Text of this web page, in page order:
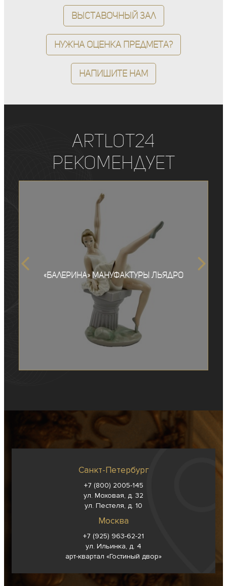
Выставочный зал
Нужна оценка предмета?
Напишите нам
ArtLot24
рекомендует
«Балерина» мануфактуры Льядро
Санкт-Петербург
+7 (800) 2005-145
ул. Моховая, д. 32
ул. Пестеля, д. 10
Москва
+7 (925) 963-62-21
ул. Ильинка, д. 4
арт-квартал «Гостиный двор»